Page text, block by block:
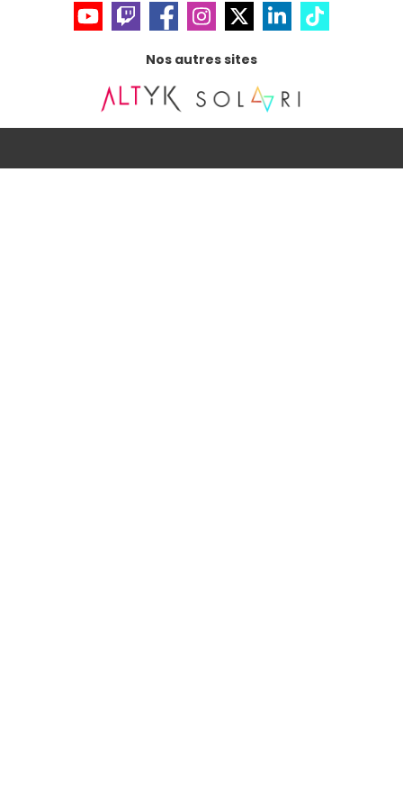
Nos autres sites